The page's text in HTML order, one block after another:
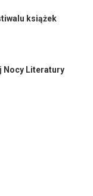
książek
Nocy Literatury